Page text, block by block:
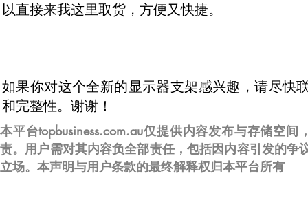
以直接来我这里取货，方便又快捷。
如果你对这个全新的显示器支架感兴趣，请尽快
和完整性。谢谢！
本平台topbusiness.com.au仅提供内容发布与存储空
责。用户需对其内容负全部责任，包括因内容引发的
立场。本声明与用户条款的最终解释权归本平台所有